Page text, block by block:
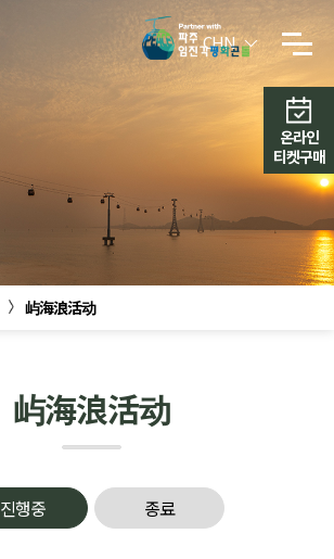
CHN
온라인
티켓구매
屿海浪活动
屿海浪活动
진행중 종료